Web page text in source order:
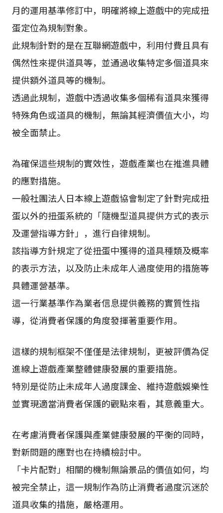
月的運用基準修訂中，明確將線上遊戲中的完成扭
蛋定位為規制對象。
此規制針對的是在互聯網遊戲中，利用付費且具有
偶然性來提供道具等，並通過收集特定多個道具來
提供額外道具等的機制。
透過此規制，遊戲中透過收集多個稀有道具來獲得
特殊角色或道具的機制，無論其經濟價值大小，均
被全面禁止。
為確保這些規制的實效性，遊戲產業也在推進具體
的應對措施。
一般社團法人日本線上遊戲協會制定了針對完成扭
蛋以外的扭蛋系統的「隨機型道具提供方式的表示
及運營指導方針」，進行自律規制。
該指導方針規定了從扭蛋中獲得的道具種類及概率
的表示方法，以及防止未成年人過度使用的措施等
具體運營基準。
這一行業基準作為業者信息提供義務的實質性指
導，從消費者保護的角度發揮著重要作用。
這樣的規制框架不僅僅是法律規制，更被評價為促
進線上遊戲產業整體健康發展的重要措施。
特別是從防止未成年人過度課金、維持遊戲娛樂性
並實現適當消費者保護的觀點來看，其意義重大。
在考慮消費者保護與產業健康發展的平衡的同時，
對新問題的應對也在持續檢討中。
「卡片配對」相關的機制無論景品的價值如何，均
被完全禁止，這一規制作為防止消費者過度沉迷於
道具收集的措施，嚴格運用。